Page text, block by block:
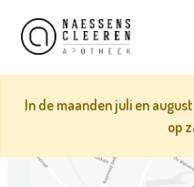
In de maanden juli en
op